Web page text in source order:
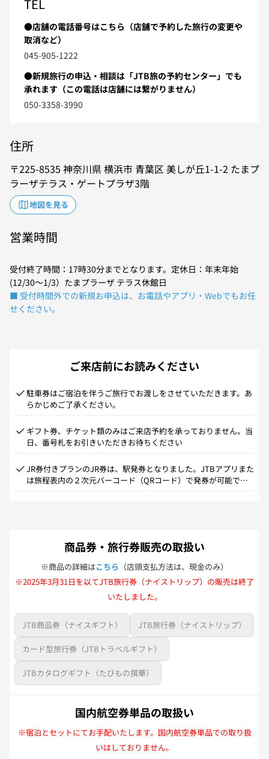
TEL
●店舗の電話番号はこちら（店舗で予約した旅行の変更や
取消など）
045-905-1222
●新規旅行の申込・相談は「JTB旅の予約センター」でも
承れます（この電話は店舗には繋がりません）
050-3358-3990
住所
225-8535 神奈川県横浜市 青葉区美しが丘1-1-2 たまプ
ラーザテラス・ゲートプラザ3階
地図を見る
営業時間
受付終了時間：17時30分までとなります。定休日：年末年始
(12/30～1/3）たまプラーザ テラス休館日
■ 受付時間外での新規お申込は、お電話やアプリ・Webでもお任
せください。
ご来店前にお読みください
駐車券はご宿泊を伴うご旅行でお渡しをさせていただきます。あ
らかじめご了承ください。
ギフト券、チケット類のみはご来店予約を承っておりません。当
日、番号札をお引きいただきお待ちください
JR券付きプランのJR券は、駅発券となりました。JTBアプリまた
は旅程表内の２次元バーコード（QRコード）で発券が可能で
商品券・旅行券販売の取扱い
※商品の詳細はこちら （店頭支払方法は、現金のみ）
※2025年3月31日を以てJTB旅行券（ナイストリップ）の販売は終了
いたしました。
JTB商品券（ナイスギフト） JTB旅行券（ナイストリップ）
カード型旅行券（JTBトラベルギフト）
JTBカタログギフト（たびもの撰華）
国内航空券単品の取扱い
※宿泊とセットにてお手配いたします。国内航空券単品での取り扱
いはしておりません。